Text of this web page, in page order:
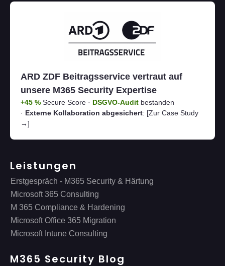
ARD ZDF Beitragsservice vertraut auf
unsere M365 Security Expertise
+45 % Secure Score · DSGVO-Audit bestanden
· Externe Kollaboration abgesichert: [Zur Case Study
→]
Leistungen
Erstgespräch - M365 Security & Härtung
Microsoft 365 Consulting
M 365 Compliance & Hardening
Microsoft Office 365 Migration
Microsoft Intune Consulting
M365 Security Blog